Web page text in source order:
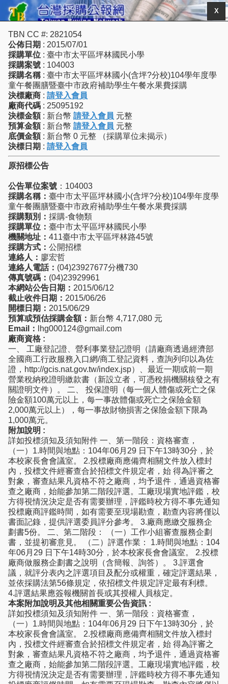
X
TBN CC #: 2821054
公佈日期 : 2015/07/01
採購單位 : 臺中市太平區坪林國民小學
採購案號 : 104003
採購名稱 : 臺中市太平區坪林國小(含坪?分校)104學年度學
童午餐團膳暨臺中市政府補助學生午餐水果費採購
決標廠商 : 請登入會員
廠商代碼 : 25095192
決標金額 : 新台幣 請登入會員 元整
預算金額 : 新台幣 請登入會員 元整
底價金額 : 新台幣 0 元整 （採購單位未揭示）
決標日期 : 請登入會員
原招標公告
公告單位案號 ：104003
採購名稱： 臺中市太平區坪林國小(含坪?分校)104學年度學
童午餐團膳暨臺中市政府補助學生午餐水果費採購
採購類別： 採購-食物類
採購單位： 臺中市太平區坪林國民小學
機關地址： 411臺中市太平區坪林路45號
採購方式： 公開招標
連絡人： 廖宏哲
連絡人電話： (04)23927677分機730
傳真號碼： (04)23929961
本網站公告日期： 2015/06/12
截止收件日期： 2015/06/26
開標日期： 2015/06/29
預算或預估採購金額： 新台幣 4,717,080 元
Email：
lhg000124@gmail.com
廠商資格 :
一、 工廠登記證、營利事業登記證明（請廠商透過經濟部
全國商工行政服務入口網/商工登記資料，查詢列印以為佐
證，http://gcis.nat.gov.tw/index.jsp）、最近一期或前一期
營業稅納稅證明繳款書（新設立者，可憑稅捐機關核發之有
關證明文件）。 二、 投保證明（每一個人體傷或死亡之保
險金額100萬元以上，每一事故體傷或死亡之保險金額
2,000萬元以上），每一事故財物損害之保險金額下限為
1,000萬元。
附加說明 :
詳如投標須知及須知附件 一、第一階段：資格審查，
（一）1.時間與地點：104年06月29 日下午13時30分，於
本校家長會會議室。 2.投標廠商應備齊相關文件放入標封
內，投標文件經審查合於招標文件規定者，始 得為評審之
對象，審查結果凡資格不符之廠商，均予退件，通過資格審
查之廠商，始能參加第二階段評選。工廠現場實地評鑑，校
方得視情況決定是否有需要辦理，評鑑時校方得不事先通知
投標廠商評鑑時間，如有需要至現場勘查，勘查內容將僅以
書面記錄，提供評選委員評分參考。 3.廠商應繳交服務企
劃書5份。 二、第二階段： （一）工作小組審查服務企劃
書，並提初審意見。 （二）評選作業： 1.時間與地點：104
年06月29 日下午14時30分，於本校家長會會議室。 2.投標
廠商做服務企劃書之說明（含簡報、詢答）。 3.評選會
議，就評分表內之評選項目及配分或權重，確定評選結果，
並依採購法第56條規定，依招標文件規定評定最有利標。
4.評選結果應簽報機關首長或其授權人員核定。
本案附加說明及其他相關重要公告資訊 :
詳如投標須知及須知附件 一、第一階段：資格審查，
（一）1.時間與地點：104年06月29 日下午13時30分，於
本校家長會會議室。 2.投標廠商應備齊相關文件放入標封
內，投標文件經審查合於招標文件規定者，始 得為評審之
對象，審查結果凡資格不符之廠商，均予退件，通過資格審
查之廠商，始能參加第二階段評選。工廠現場實地評鑑，校
方得視情況決定是否有需要辦理，評鑑時校方得不事先通知